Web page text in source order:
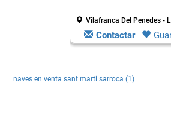
Vilafranca Del Penedes -
Contactar
naves en venta sant marti sarroca (1)